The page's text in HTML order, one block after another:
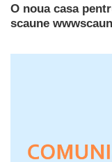
O noua casa
scaune